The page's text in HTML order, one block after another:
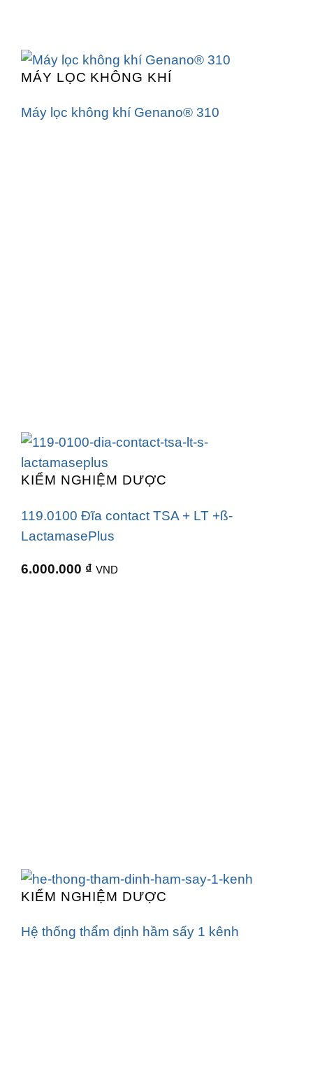
MÁY LỌC KHÔNG KHÍ
Máy lọc không khí Genano® 310
KIỂM NGHIỆM DƯỢC
119.0100 Đĩa contact TSA + LT +ß-
LactamasePlus
6.000.000 ₫ VND
KIỂM NGHIỆM DƯỢC
Hệ thống thẩm định hầm sấy 1 kênh